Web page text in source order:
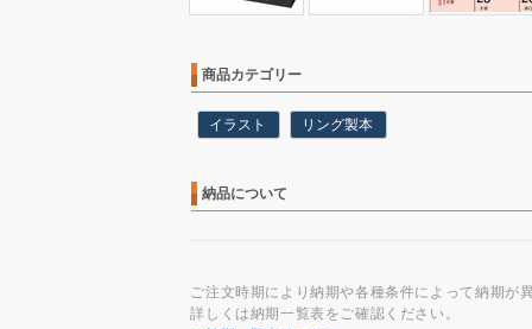
商品カテゴリー
イラスト リング製本
納品について
ご注文時期により納期や各種条件によって納期が
詳しくは納期一覧表をご確認ください。